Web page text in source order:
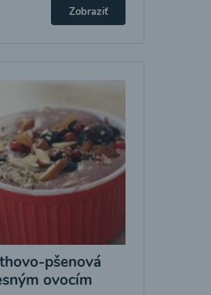
Zobraziť
pšenová
ovocím